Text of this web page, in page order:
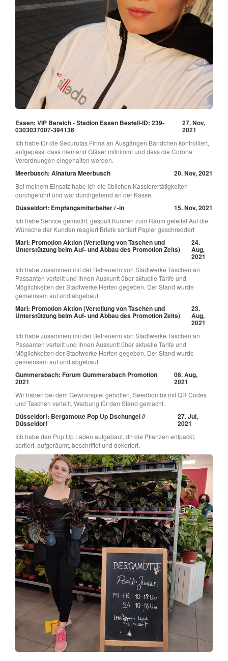
Essen: VIP Bereich - Stadion Essen Bestell-ID: 239-
0303037007-394136
27. Nov,
2021
Ich habe für die Securutas Firma an Ausgängen Bändchen kontrolliert,
aufgepasst dass niemand Gläser mitnimmt und dass die Corona
Verordnungen eingehalten werden.
Meerbusch: Alnatura Meerbusch 20. Nov, 2021
Bei meinem Einsatz habe ich die üblichen Kassierertätigkeiten
durchgeführt und war durchgehend an der Kasse.
Düsseldorf: Empfangsmitarbeiter / -in 15. Nov, 2021
Ich habe Service gemacht, gespült Kunden zum Raum geleitet Auf die
Wünsche der Kunden reagiert Briefe sortiert Papier geschreddert
Marl: Promotion Aktion (Verteilung von Taschen und
Unterstützung beim Auf- und Abbau des Promotion Zelts)
24.
Aug,
2021
Ich habe zusammen mit der Betreuerin von Stadtwerke Taschen an
Passanten verteilt und ihnen Auskunft über aktuelle Tarife und
Möglichkeiten der Stadtwerke Herten gegeben. Der Stand wurde
gemeinsam auf und abgebaut.
Marl: Promotion Aktion (Verteilung von Taschen und
Unterstützung beim Auf- und Abbau des Promotion Zelts)
23.
Aug,
2021
Ich habe zusammen mit der Betreuerin von Stadtwerke Taschen an
Passanten verteilt und ihnen Auskunft über aktuelle Tarife und
Möglichkeiten der Stadtwerke Herten gegeben. Der Stand wurde
gemeinsam auf und abgebaut.
Gummersbach: Forum Gummersbach Promotion
2021
06. Aug,
2021
Wir haben bei dem Gewinnspiel geholfen, Seedbombs mit QR Codes
und Taschen verteilt, Werbung für den Stand gemacht.
Düsseldorf: Bergamotte Pop Up Dschungel //
Düsseldorf
27. Jul,
2021
Ich habe den Pop Up Laden aufgebaut, dh die Pflanzen entpackt,
sortiert, aufgeräumt, beschriftet und dekoriert.